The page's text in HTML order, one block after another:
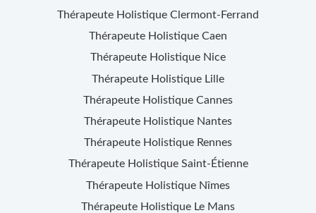
Thérapeute Holistique Clermont-Ferrand
Thérapeute Holistique Caen
Thérapeute Holistique Nice
Thérapeute Holistique Lille
Thérapeute Holistique Cannes
Thérapeute Holistique Nantes
Thérapeute Holistique Rennes
Thérapeute Holistique Saint-Étienne
Thérapeute Holistique Nîmes
Thérapeute Holistique Le Mans